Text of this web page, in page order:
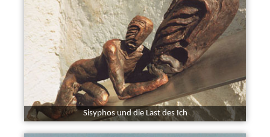
Sisyphos und die Last des Ich